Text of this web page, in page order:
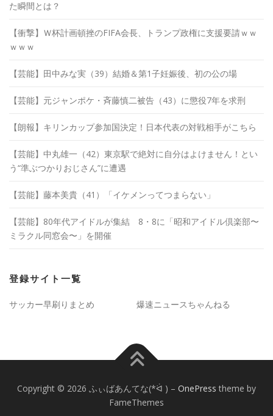
た瞬間とは？
【衝撃】Ｗ杯計画頓挫のFIFA会長、トランプ政権に支援要請ｗｗ
ｗｗｗ
【芸能】田中みな実（39）結婚＆第1子妊娠後、初の公の場
【芸能】元ジャンポケ・斉藤慎二被告（43）に懲役7年を求刑
【朗報】キリンカップ参加国決定！日本代表の対戦相手がこちら
【芸能】中丸雄一（42）東京駅で絶対に自分はよけません！とい
う“準ぶつかりおじさん”に遭遇
【芸能】藤本美貴（41）「イケメンってつまらない」
【芸能】80年代アイドルが集結 8・8に「昭和アイドル倶楽部〜
ミラクル同窓会〜」を開催
登録サイト一覧
サッカー早刷りまとめ 爆速ニュースちゃんねる
Copyright © 2026 ふぃばあんてな(*ᐛ ) – OnePress theme by
FameThemes